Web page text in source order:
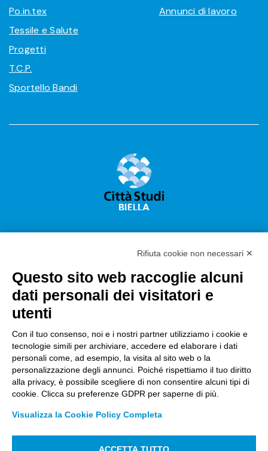
Po.in.tex
Tessile e Salute
Progetti
T.C.P.
Sportello Bandi
Annunci di lavoro
Città Studi S.p.A.
Sede Legale Corso G. Pella, 2 – 13900 Biella Italy –
18.235.000,00
Registro Imprese Biella C. F. e numero 01491490023 –
R.E.A. CCIAA BI n. 142579 – Partita IVA 01491490023
PEC:amm.cittastudi@pec.ptbiellese.it–
megaweb@pec.ptbiellese.it
Rifiuta cookie non necessari ✕
Questo sito web raccoglie alcuni
dati personali dei visitatori e
utenti
Con il tuo consenso, noi e i nostri partner utilizziamo i cookie e
tecnologie simili per archiviare, accedere ed elaborare i dati
personali come, ad esempio, la visita al sito web o la
personalizzazione degli annunci. Poiché rispettiamo il tuo diritto
alla privacy, è possibile scegliere di non consentire alcuni tipi di
cookie. Clicca su preferenze GDPR per saperne di più.
Visualizza la Cookie Policy Completa
ACCETTA TUTTO